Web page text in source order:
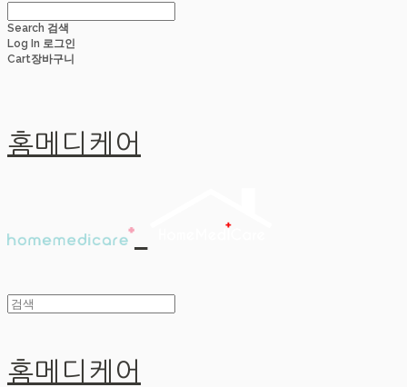
Search 검색
Log In 로그인
Cart장바구니
홈메디케어
홈메디케어